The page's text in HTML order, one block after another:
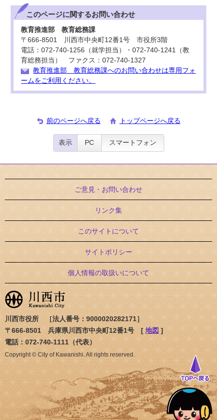
このページに関するお問い合わせ
教育推進部 教育総務課
〒666-8501 川西市中央町12番1号 市役所3階
電話：072-740-1256（就学担当）・072-740-1241（教
育総務担当） ファクス：072-740-1327
教育推進部 教育総務課へのお問い合わせは専用フォ
ームをご利用ください。
前のページへ戻る トップページへ戻る
表示 PC スマートフォン
ご意見・お問い合わせ
リンク集
このサイトについて
サイトポリシー
個人情報の取扱いについて
川西市役所 ［法人番号：9000020282171］
〒666-8501 兵庫県川西市中央町12番1号 [ 地図 ]
電話：072-740-1111（代表）
Copyright © City of Kawanishi. All rights reserved.